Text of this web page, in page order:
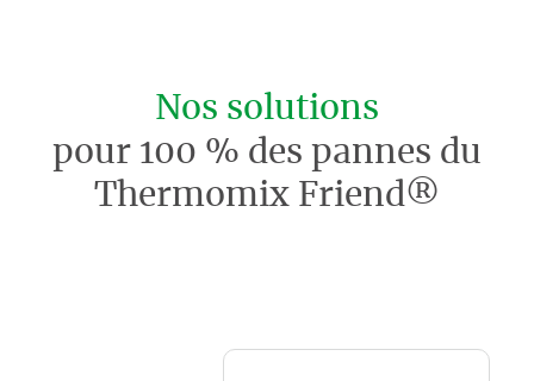
Nos solutions
pour 100 % des pannes du
Thermomix Friend®